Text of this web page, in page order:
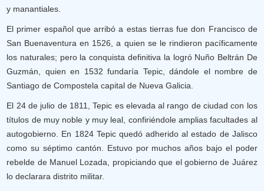
y manantiales.
El primer español que arribó a estas tierras fue don Francisco de
San Buenaventura en 1526, a quien se le rindieron pacíficamente
los naturales; pero la conquista definitiva la logró Nuño Beltrán De
Guzmán, quien en 1532 fundaría Tepic, dándole el nombre de
Santiago de Compostela capital de Nueva Galicia.
El 24 de julio de 1811, Tepic es elevada al rango de ciudad con los
títulos de muy noble y muy leal, confiriéndole amplias facultades al
autogobierno. En 1824 Tepic quedó adherido al estado de Jalisco
como su séptimo cantón. Estuvo por muchos años bajo el poder
rebelde de Manuel Lozada, propiciando que el gobierno de Juárez
lo declarara distrito militar.